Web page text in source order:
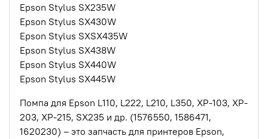
Epson Stylus SX235W
Epson Stylus SX430W
Epson Stylus SXSX435W
Epson Stylus SX438W
Epson Stylus SX440W
Epson Stylus SX445W
Помпа для Epson L110, L222, L210, L350, XP-103, XP-
203, XP-215, SX235 и др. (1576550, 1586471,
1620230) – это запчасть для принтеров Epson,